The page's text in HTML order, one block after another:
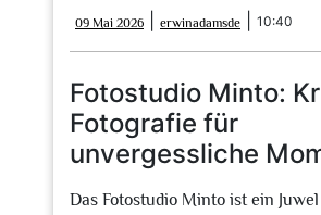
09 Mai 2026
Mai
2026
erwinadamsde erwinadamsde
10:40
Fotostudio Minto:
Fotografie für
unvergessliche
Das Fotostudio Minto ist ein